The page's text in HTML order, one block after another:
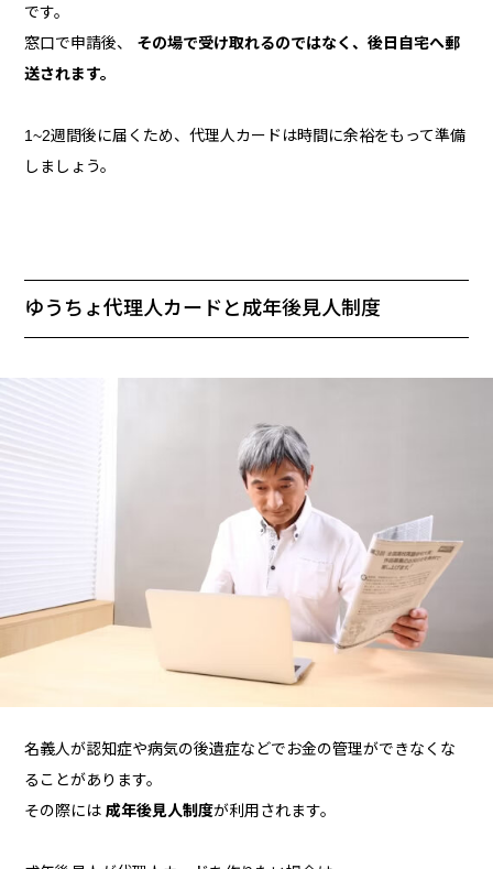
です。
窓口で申請後、
その場で受け取れるのではなく、後日自宅へ郵
送されます。
1~2週間後に届くため、代理人カードは時間に余裕をもって準備
しましょう。
ゆうちょ代理人カードと成年後見人制度
名義人が認知症や病気の後遺症などでお金の管理ができなくな
ることがあります。
その際には 成年後見人制度が利用されます。